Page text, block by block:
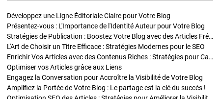
Développez une Ligne Éditoriale Claire pour Votre Blog
Présentez-vous : L'Importance de l'Identité Auteur pour Votre Blog
Stratégies de Publication : Boostez Votre Blog avec des Articles Fréquents et Exclusifs
L'Art de Choisir un Titre Efficace : Stratégies Modernes pour le SEO
Enrichir Vos Articles avec des Contenus Riches : Stratégies pour Captiver et Optimiser
Optimiser vos Articles grâce aux Liens
Engagez la Conversation pour Accroître la Visibilité de Votre Blog
Amplifiez la Portée de Votre Blog : Le partage est la clé du succès !